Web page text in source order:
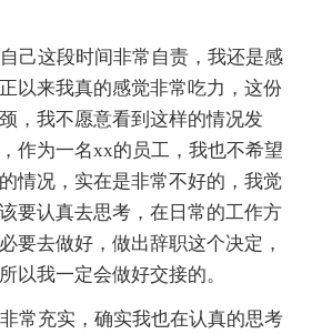
这段时间非常自责，我还是感
以来我真的感觉非常吃力，这份
，我不愿意看到这样的情况发
作为一名xx的员工，我也不希望
情况，实在是非常不好的，我觉
要认真去思考，在日常的工作方
要去做好，做出辞职这个决定，
以我一定会做好交接的。
充实，确实我也在认真的思考